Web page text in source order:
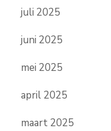
juli 2025
juni 2025
mei 2025
april 2025
maart 2025